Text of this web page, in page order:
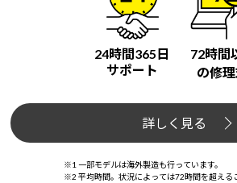
24時間365日
サポート
72時間
の修
詳しく見る
※1 一部モデルは海外製造も行っています。
※2 平均時間。状況によっては72時間を超える